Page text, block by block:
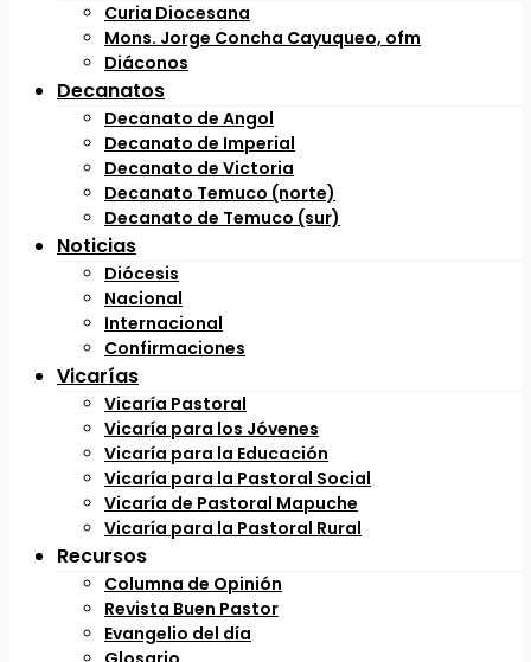
Curia Diocesana
Mons. Jorge Concha Cayuqueo, ofm
Diáconos
Decanatos
Decanato de Angol
Decanato de Imperial
Decanato de Victoria
Decanato Temuco (norte)
Decanato de Temuco (sur)
Noticias
Diócesis
Nacional
Internacional
Confirmaciones
Vicarías
Vicaría Pastoral
Vicaría para los Jóvenes
Vicaría para la Educación
Vicaría para la Pastoral Social
Vicaría de Pastoral Mapuche
Vicaría para la Pastoral Rural
Recursos
Columna de Opinión
Revista Buen Pastor
Evangelio del día